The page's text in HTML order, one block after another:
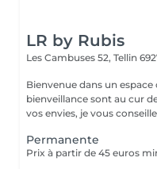
LR by Rubis
Les Cambuses 52, Tellin
Bienvenue dans un
bienveillance sont au cur
vos envies, je vous conseille
Permanente